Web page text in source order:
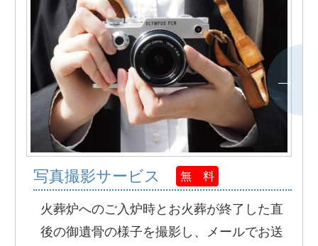
写真撮影サービス 無 料
火葬炉へのご入炉時とお火葬が終了した直
後の御遺骨の様子を撮影し、メールでお送